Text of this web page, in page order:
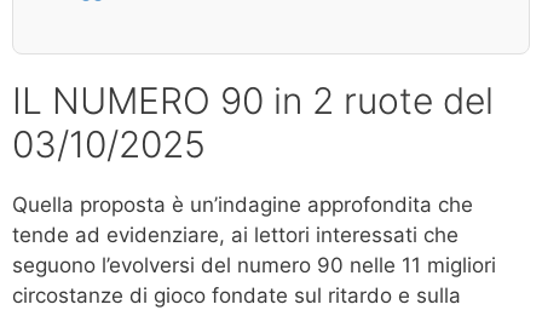
IL NUMERO 90 in 2 ruote del
03/10/2025
Quella proposta è un’indagine approfondita che
tende ad evidenziare, ai lettori interessati che
seguono l’evolversi del numero 90 nelle 11 migliori
circostanze di gioco fondate sul ritardo e sulla